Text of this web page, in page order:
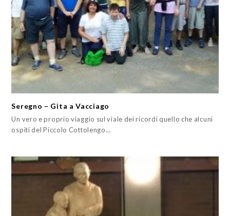
Seregno – Gita a Vacciago
Un vero e proprio viaggio sul viale dei ricordi quello che alcuni
ospiti del Piccolo Cottolengo…